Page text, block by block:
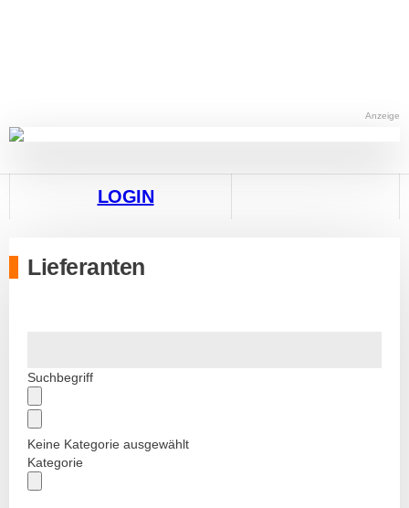
Anzeige
LOGIN
Lieferanten
Suchbegriff
Keine Kategorie ausgewählt
Kategorie